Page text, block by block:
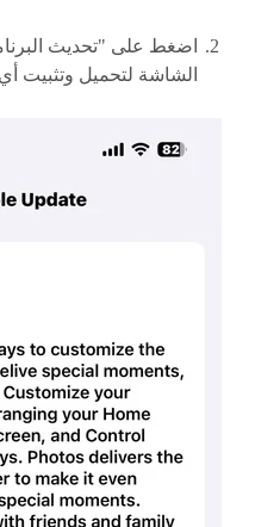
اضغط على "تحديث
الشاشة لتحميل وتثبيت